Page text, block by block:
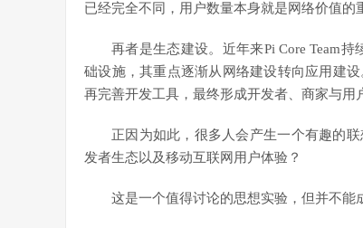
已经完全不同，用户数量本身就是网络价值的
再者是生态建设。近年来Pi Core Team
础设施，其重点逐渐从网络建设转向应用建
再完善开发工具，最终形成开发者、商家与用
正因为如此，很多人会产生一个有趣的
发者生态以及移动互联网用户体验？
这是一个值得讨论的思想实验，但并不能